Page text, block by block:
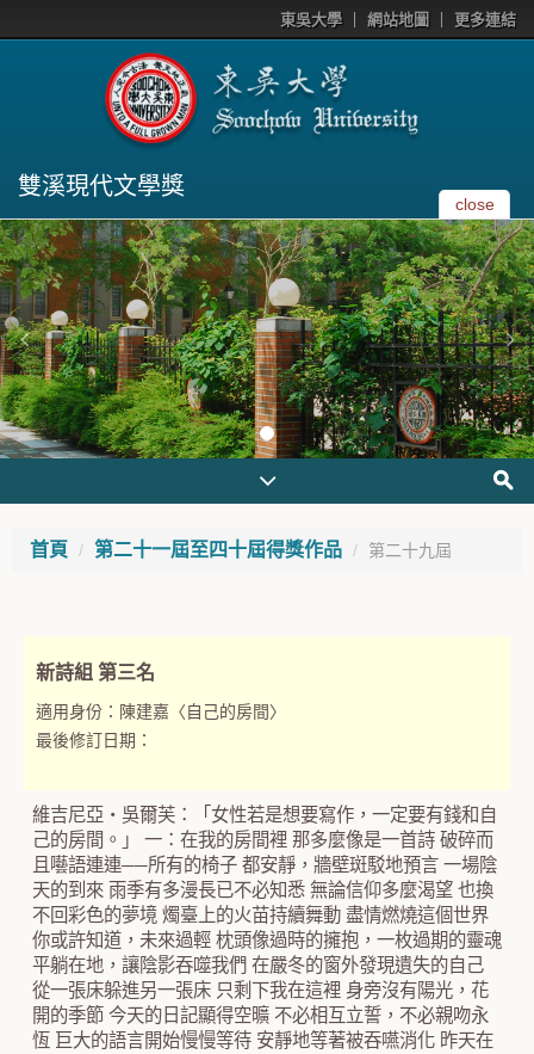
東吳大學 網站地圖 更多連結
雙溪現代文學獎
close
首頁 第二十一屆至四十屆得獎作品 第二十九屆
新詩組 第三名
適用身份： 陳建嘉〈自己的房間〉
最後修訂日期：
維吉尼亞‧吳爾芙：「女性若是想要寫作，一定要有錢和自
己的房間。」 一：在我的房間裡 那多麼像是一首詩 破碎而
且囈語連連──所有的椅子 都安靜，牆壁斑駁地預言 一場陰
天的到來 雨季有多漫長已不必知悉 無論信仰多麼渴望 也換
不回彩色的夢境 燭臺上的火苗持續舞動 盡情燃燒這個世界
你或許知道，未來過輕 枕頭像過時的擁抱，一枚過期的靈魂
平躺在地，讓陰影吞噬我們 在嚴冬的窗外發現遺失的自己
從一張床躲進另一張床 只剩下我在這裡 身旁沒有陽光，花
開的季節 今天的日記顯得空曠 不必相互立誓，不必親吻永
恆 巨大的語言開始慢慢等待 安靜地等著被吞嚥消化 昨天在